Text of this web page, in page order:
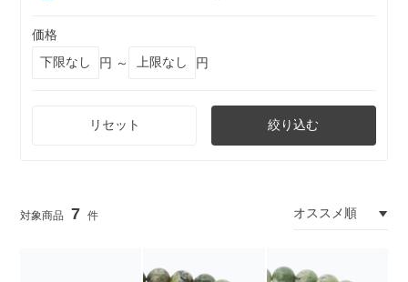
価格
円 ～
円
リセット 絞り込む
7